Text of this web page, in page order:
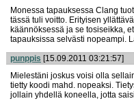
Monessa tapauksessa Clang
tässä tuli voitto. Erityisen
käännöksessä ja se tosiseikka,
tapauksissa selvästi nopeampi.
punppis [15.09.2011 03:21:57]
Mielestäni joskus voisi olla
tietty koodi mahd. nopeaksi.
jollain yhdellä koneella, jotta